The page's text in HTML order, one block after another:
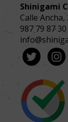
Shinigami
Calle Ancha,
987 79 87 30